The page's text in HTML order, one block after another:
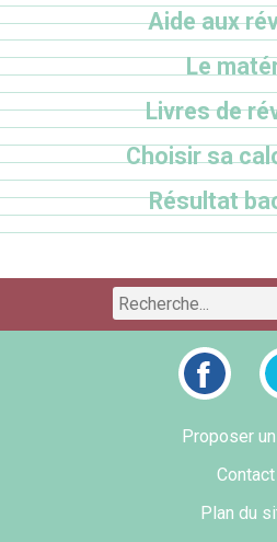
Aide aux
Le
Livres de
Choisir sa
Résultat
Proposer
Contact
Plan du